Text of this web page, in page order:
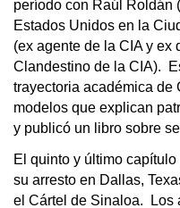
período con Raúl Roldán
Estados Unidos en la
(ex agente de la CIA y ex
Clandestino de la CIA).
trayectoria académica de
modelos que explican
y publicó un libro sobre
El quinto y último
su arresto en Dallas,
el Cártel de Sinaloa. Los